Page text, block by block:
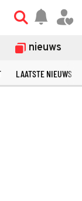
nieuws
LAATSTE NIEUWS